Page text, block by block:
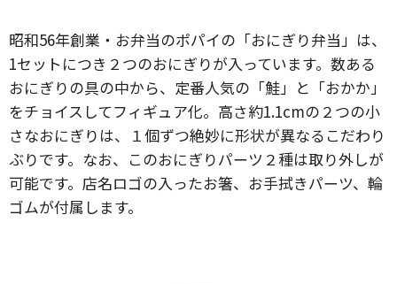
昭和56年創業・お弁当のポパイの「おにぎり弁当」は、
1セットにつき２つのおにぎりが入っています。数ある
おにぎりの具の中から、定番人気の「鮭」と「おかか」
をチョイスしてフィギュア化。高さ約1.1cmの２つの小
さなおにぎりは、１個ずつ絶妙に形状が異なるこだわり
ぶりです。なお、このおにぎりパーツ２種は取り外しが
可能です。店名ロゴの入ったお箸、お手拭きパーツ、輪
ゴムが付属します。